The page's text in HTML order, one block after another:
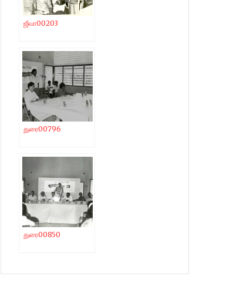
ஜீவா00203
துரை00796
துரை00850